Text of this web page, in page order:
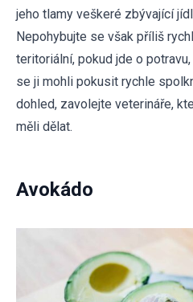
jeho tlamy veškeré zbývající
Nepohybujte se však příliš
teritoriální, pokud jde o
se ji mohli pokusit rychle
dohled, zavolejte veterináře,
měli dělat.
Avokádo